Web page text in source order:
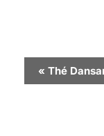
Evenement
« Thé